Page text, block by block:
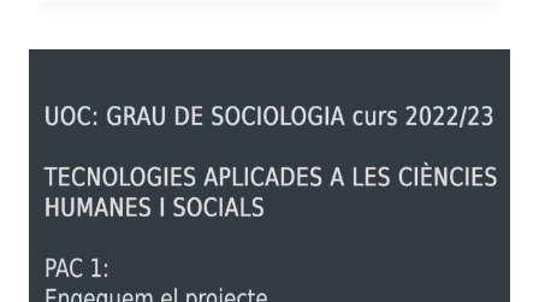
FEM
CAFÈ?